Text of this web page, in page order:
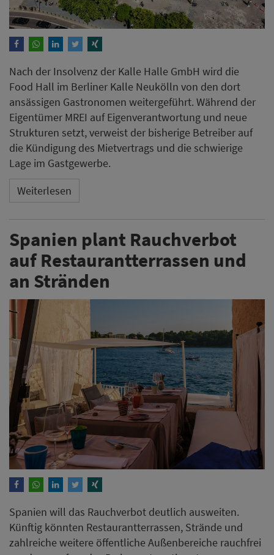
Nach der Insolvenz der Kalle Halle GmbH wird die
Food Hall im Berliner Kalle Neukölln von den dort
ansässigen Gastronomen weitergeführt. Während der
Eigentümer MREI auf Eigenverantwortung und neue
Strukturen setzt, verweist der bisherige Betreiber auf
die Kündigung des Mietvertrags und die schwierige
Lage im Gastgewerbe.
Weiterlesen
Spanien plant Rauchverbot
auf Restaurantterrassen und
an Stränden
Spanien will das Rauchverbot deutlich ausweiten.
Künftig könnten Restaurantterrassen, Strände und
zahlreiche weitere öffentliche Außenbereiche rauchfrei